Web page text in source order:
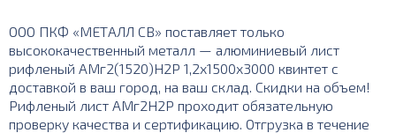
ООО ПКФ «МЕТАЛЛ СВ» поставляет только
высококачественный металл — алюминиевый лист
рифленый АМг2(1520)Н2Р 1,2х1500х3000 квинтет с
доставкой в ваш город, на ваш склад. Скидки на объем!
Рифленый лист АМг2Н2P проходит обязательную
проверку качества и сертификацию. Отгрузка в течение